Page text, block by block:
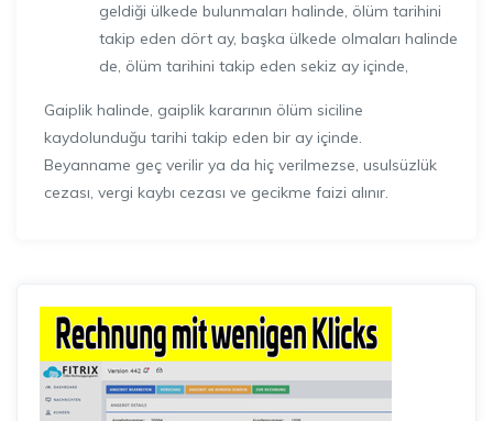
geldiği ülkede bulunmaları halinde, ölüm tarihini
takip eden dört ay, başka ülkede olmaları halinde
de, ölüm tarihini takip eden sekiz ay içinde,
Gaiplik halinde, gaiplik kararının ölüm siciline
kaydolunduğu tarihi takip eden bir ay içinde.
Beyanname geç verilir ya da hiç verilmezse, usulsüzlük
cezası, vergi kaybı cezası ve gecikme faizi alınır.